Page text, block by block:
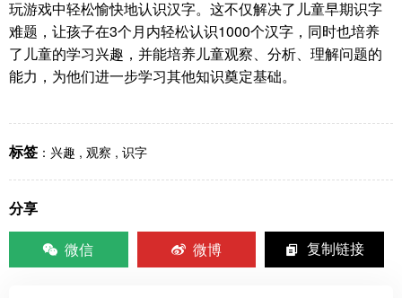
玩游戏中轻松愉快地认识汉字。这不仅解决了儿童早期识字
难题，让孩子在3个月内轻松认识1000个汉字，同时也培养
了儿童的学习兴趣，并能培养儿童观察、分析、理解问题的
能力，为他们进一步学习其他知识奠定基础。
标签 ： 兴趣 , 观察 , 识字
分享
微信
微博 复制链接